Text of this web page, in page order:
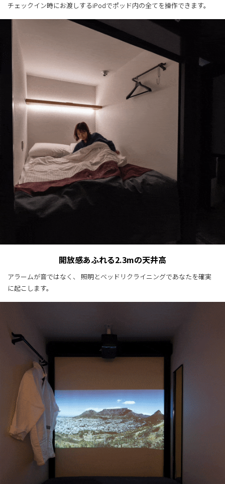
チェックイン時にお渡しするiPodでポッド内の全てを操作できます。
開放感あふれる2.3mの天井高
アラームが音ではなく、 照明とベッドリクライニングであなたを確実
に起こします。